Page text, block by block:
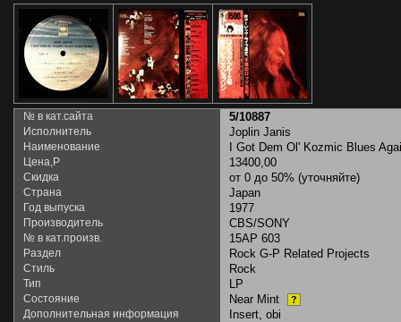
№ в кат.сайта 5/10887
Исполнитель Joplin Janis
Наименование I Got Dem Ol' Kozmic Blues
Цена,Р 13400,00
Скидка от 0 до 50% (уточняйте)
Страна Japan
Год выпуска 1977
Производитель CBS/SONY
№ в кат.произв. 15AP 603
Раздел Rock G-P Related Projects
Стиль Rock
Тип LP
Состояние Near Mint ?
Дополнительная информация Insert, obi